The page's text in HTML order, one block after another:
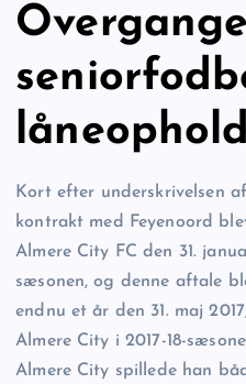
låneophold
Kort efter underskrivelsen
kontrakt med Feyenoord
Almere City FC den 31.
sæsonen, og denne aftale
endnu et år den 31. maj
Almere City i 2017-18-
Almere City spillede han